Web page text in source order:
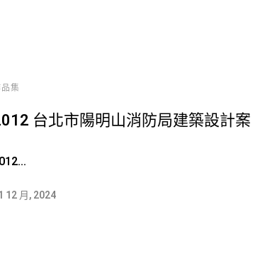
集
台北市陽明山消防局建築設計案
12 月, 2024